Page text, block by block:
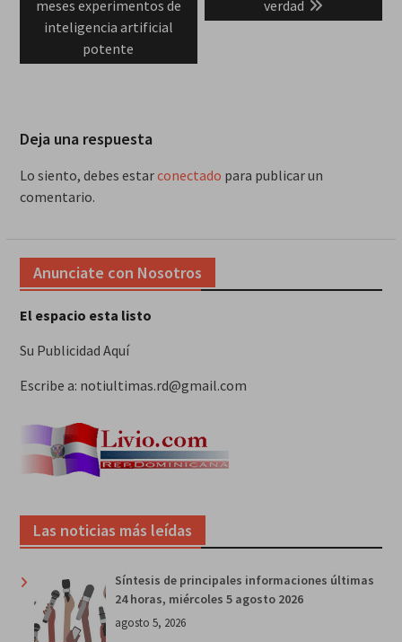
meses experimentos de
inteligencia artificial
potente
verdad
Deja una respuesta
Lo siento, debes estarconectado para publicar un
comentario.
Anunciate con Nosotros
El espacio esta listo
Su Publicidad Aquí
Escribe a: notiultimas.rd@gmail.com
Las noticias más leídas
Síntesis de principales informaciones últimas
24 horas, miércoles 5 agosto 2026
agosto 5, 2026